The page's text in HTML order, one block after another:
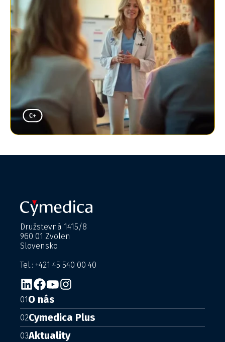
Družstevná 1415/8
960 01 Zvolen
Slovensko
Tel.: +421 45 540 00 40
01O nás
02Cymedica Plus
03Aktuality